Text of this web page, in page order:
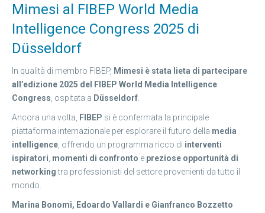
Mimesi al FIBEP World Media
Intelligence Congress 2025 di
Düsseldorf
In qualità di membro FIBEP, Mimesi è stata lieta di partecipare
all’edizione 2025 del FIBEP World Media Intelligence
Congress , ospitata a Düsseldorf
Ancora una volta, FIBEP si è confermata la principale
piattaforma internazionale per esplorare il futuro della media
intelligence , offrendo un programma ricco di interventi
ispiratori momenti di confronto e preziose opportunità di
networkingtra professionisti del settore provenienti da tutto il
mondo.
Marina Bonomi, Edoardo Vallardi e Gianfranco Bozzetto